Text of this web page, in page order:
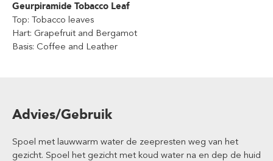
Geurpiramide Tobacco Leaf
Top: Tobacco leaves
Hart: Grapefruit and Bergamot
Basis: Coffee and Leather
Advies/Gebruik
Spoel met lauwwarm water de zeepresten weg van het
gezicht. Spoel het gezicht met koud water na en dep de huid